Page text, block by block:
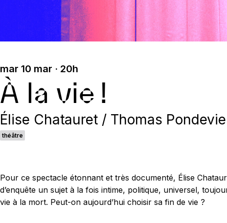
À la vie !
mar 10 mar · 20h
Élise Chatauret / Thomas
théâtre
Pour ce spectacle étonnant et très documenté, Élise
d’enquête un sujet à la fois intime, politique, universel,
vie à la mort. Peut-on aujourd’hui choisir sa fin de vie ?